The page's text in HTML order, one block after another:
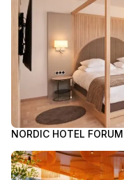
NORDIC HOTEL FORUM